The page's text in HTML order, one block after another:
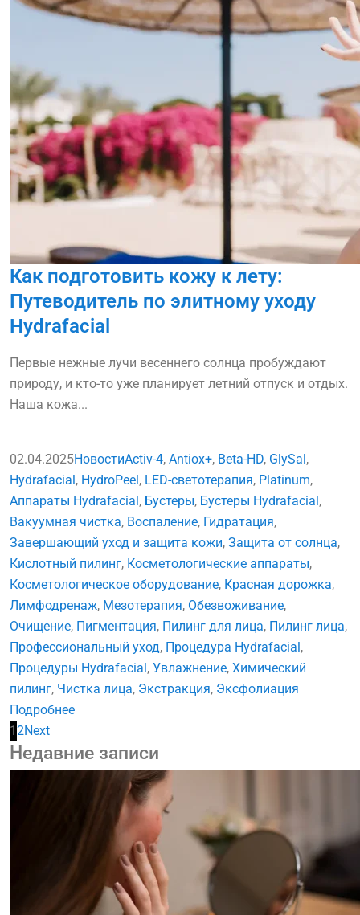
Как подготовить кожу к лету:
Путеводитель по элитному уходу
Hydrafacial
Первые нежные лучи весеннего солнца пробуждают
природу, и кто-то уже планирует летний отпуск и отдых.
Наша кожа...
02.04.2025НовостиActiv-4, Antiox+, Beta-HD, GlySal ,
Hydrafacial , HydroPeel , LED-светотерапия, Platinum,
Аппараты Hydrafacial , Бустеры, Бустеры Hydrafacial ,
Вакуумная чистка, Воспаление, Гидратация,
Завершающий уход и защита кожи, Защита от солнца,
Кислотный пилинг, Косметологические аппараты,
Косметологическое оборудование, Красная дорожка,
Лимфодренаж, Мезотерапия, Обезвоживание,
Очищение, Пигментация, Пилинг для лица, Пилинг лица,
Профессиональный уход, Процедура Hydrafacial ,
Процедуры Hydrafacial , Увлажнение, Химический
пилинг, Чистка лица, Экстракция, Эксфолиация
Подробнее
1 2Next
Недавние записи